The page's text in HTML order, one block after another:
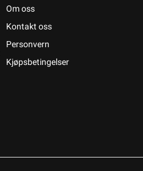
Om oss
Kontakt oss
Personvern
Kjøpsbetingelser